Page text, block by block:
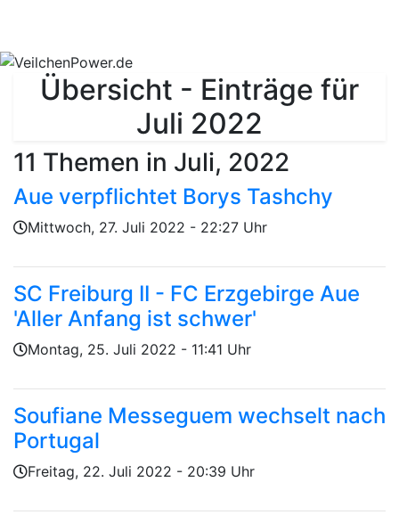
Übersicht - Einträge für
Juli 2022
11 Themen in Juli, 2022
Aue verpflichtet Borys Tashchy
Geschrieben von
amMittwoch, 27. Juli 2022 - 22:27 Uhr
SC Freiburg II - FC Erzgebirge Aue
'Aller Anfang ist schwer'
Geschrieben von
amMontag, 25. Juli 2022 - 11:41 Uhr
Soufiane Messeguem wechselt nach
Portugal
Geschrieben von
amFreitag, 22. Juli 2022 - 20:39 Uhr